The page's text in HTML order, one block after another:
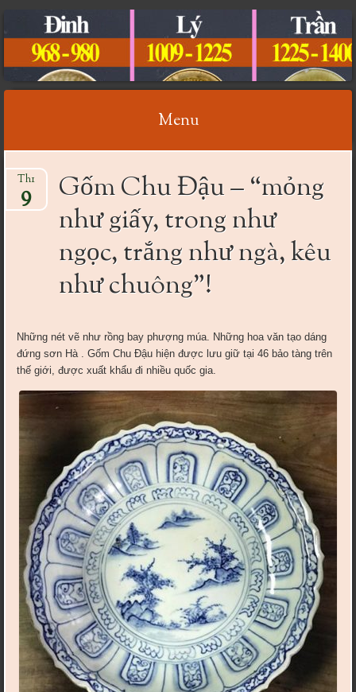
CỔ VẬT VIỆT NAM
Menu
to
content
Gốm Chu Đậu – “mỏng
như giấy, trong như
ngọc, trắng như ngà, kêu
như chuông”!
Th1
9
Những nét vẽ như rồng bay phượng múa. Những hoa văn tạo dáng
đứng sơn Hà . Gốm Chu Đậu hiện được lưu giữ tại 46 bảo tàng trên
thế giới, được xuất khẩu đi nhiều quốc gia.